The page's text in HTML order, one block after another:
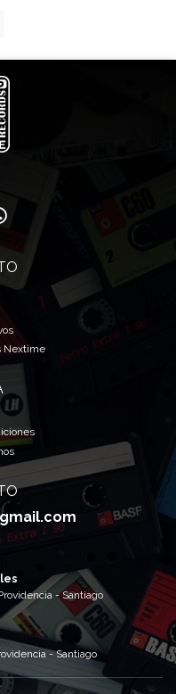
Nextime
- Santiago
- Santiago